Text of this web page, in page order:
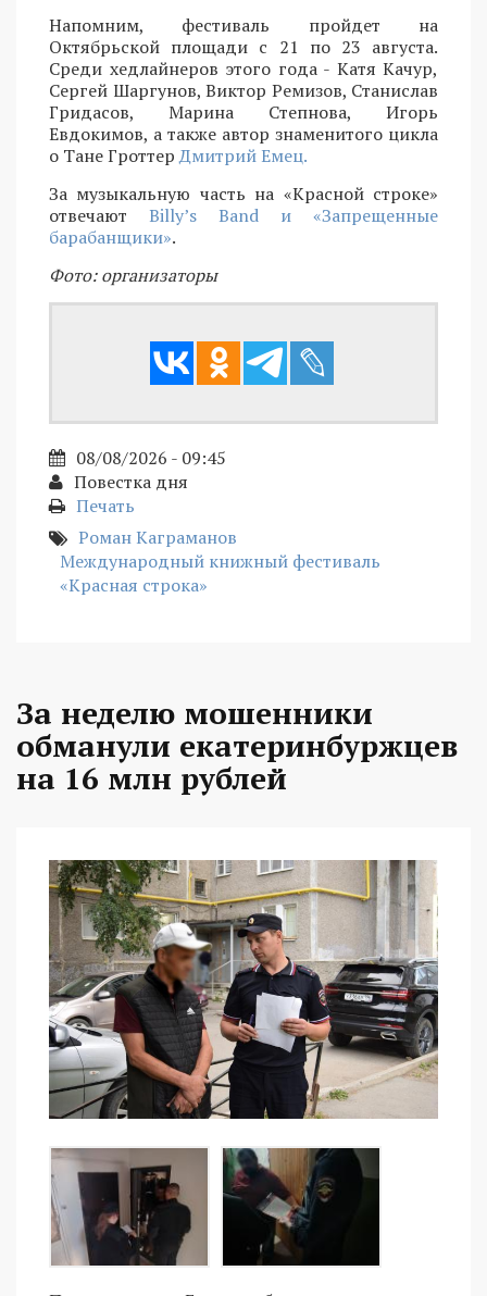
Напомним, фестиваль пройдет на
Октябрьской площади с 21 по 23 августа.
Среди хедлайнеров этого года - Катя Качур,
Сергей Шаргунов, Виктор Ремизов, Станислав
Гридасов, Марина Степнова, Игорь
Евдокимов, а также автор знаменитого цикла
о Тане ГроттерДмитрий Емец.
За музыкальную часть на «Красной строке»
отвечают Billy’s Band и «Запрещенные
барабанщики».
Фото: организаторы
08/08/2026 - 09:45
Повестка дня
Печать
Роман Каграманов
Международный книжный фестиваль
«Красная строка»
За неделю мошенники
обманули екатеринбуржцев
на 16 млн рублей